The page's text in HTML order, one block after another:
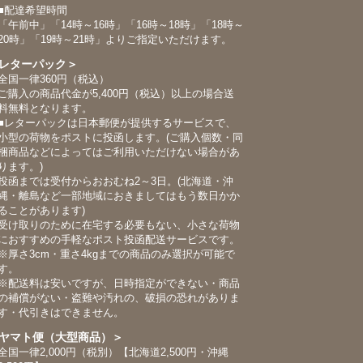
配達希望時間
「午前中」「14時～16時」「16時～18時」「18時～
時」「19時～21時」よりご指定いただけます。
ターパック＞
国一律360円（税込）
ご購入の商品代金が5,400円（税込）以上の場合送
無料となります。
レターパックは日本郵便が提供するサービスで、
型の荷物をポストに投函します。(ご購入個数・同
商品などによってはご利用いただけない場合があ
ります。)
函までは受付からおおむね2～3日。(北海道・沖
・離島など一部地域におきましてはもう数日かか
ことがあります)
け取りのために在宅する必要もない、小さな荷物
おすすめの手軽なポスト投函配送サービスです。
※厚さ3cm・重さ4kgまでの商品のみ選択が可能で
。
※配送料は安いですが、日時指定ができない・商品
補償がない・盗難や汚れの、破損の恐れがありま
・代引きはできません。
マト便（大型商品）＞
国一律2,000円（税別）【北海道2,500円・沖縄